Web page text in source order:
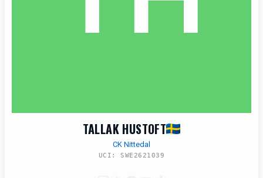
TALLAK HUSTOFT
CK Nittedal
UCI: SWE2621039